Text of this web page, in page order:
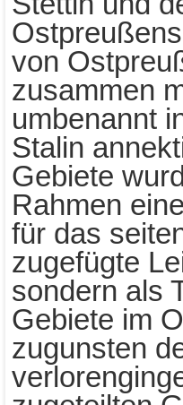
von
zusammen
umbenannt
Stalin
Gebiete
Rahmen
für das
zugefügte
sondern als
Gebiete im
zugunsten